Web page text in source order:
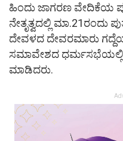
ಹಿಂದು ಜಾಗರಣ ವೇದಿಕೆಯ
ನೇತೃತ್ವದಲ್ಲಿ ಮಾ.21ರಂದು
ದೇವಳದ ದೇವರಮಾರು
ಸಮಾವೇಶದ ಧರ್ಮಸಭೆಯಲ್ಲಿ
ಮಾಡಿದರು.